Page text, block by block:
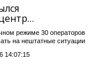
режиме 30 операторов
на нештатные ситуации
14:07:15